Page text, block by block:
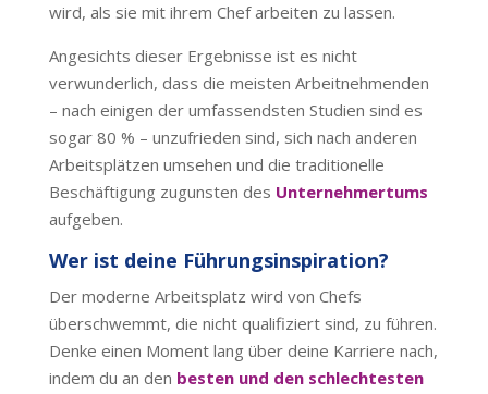
wird, als sie mit ihrem Chef arbeiten zu lassen.
Angesichts dieser Ergebnisse ist es nicht
verwunderlich, dass die meisten Arbeitnehmenden
– nach einigen der umfassendsten Studien sind es
sogar 80 % – unzufrieden sind, sich nach anderen
Arbeitsplätzen umsehen und die traditionelle
Beschäftigung zugunsten des Unternehmertums
aufgeben.
Wer ist deine Führungsinspiration?
Der moderne Arbeitsplatz wird von Chefs
überschwemmt, die nicht qualifiziert sind, zu führen.
Denke einen Moment lang über deine Karriere nach,
indem du an den besten und den schlechtesten